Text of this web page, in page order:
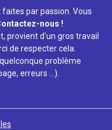
faites par passion. Vous
nous !
provient d'un gros travail
de respecter cela.
problème
erreurs ...).